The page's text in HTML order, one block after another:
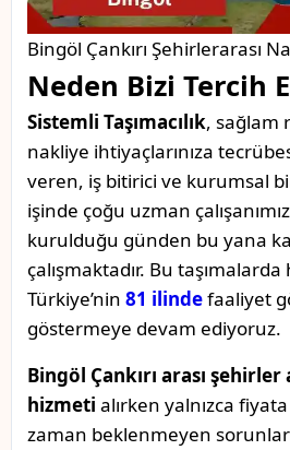
Bingöl Çankırı Şehirlerarası
Neden Bizi Tercih
Sistemli Taşımacılık, sağlam
nakliye ihtiyaçlarınıza
veren, iş bitirici ve kurumsal
işinde çoğu uzman
kurulduğu günden bu yana
çalışmaktadır. Bu
Türkiye’nin 81 ilindefaaliyet
göstermeye devam ediyoruz.
Bingöl Çankırı arası
hizmeti alırken yalnızca
zaman beklenmeyen